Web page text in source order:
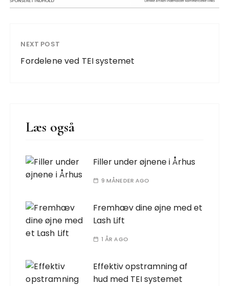
NEXT POST
Fordelene ved TEI systemet
Læs også
Filler under øjnene i Århus
9 MÅNEDER AGO
Fremhæv dine øjne med et
Lash Lift
1 ÅR AGO
Effektiv opstramning af
hud med TEI systemet